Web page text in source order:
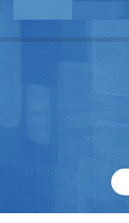
Contacto